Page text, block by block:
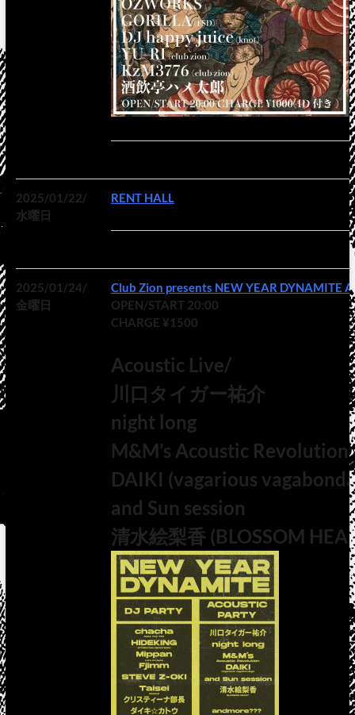
2025/01/22/
水曜日
RENT HALL
2025/01/24/
金曜日
Club Zion presents NEW YEAR DYNAMITE
OPEN/START 20:00
CHARGE ¥1500
Acoustic Live/
川口タイガー祐介
night long
M&M’s Acoustic Revolution
DAIKI (vagarious
and Sun session
清水絵梨香 (BLOSSOM